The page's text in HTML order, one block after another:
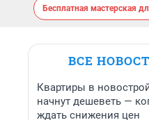
Бесплатная мастерская
ВСЕ
Квартиры в
начнут дешеветь —
ждать снижения цен